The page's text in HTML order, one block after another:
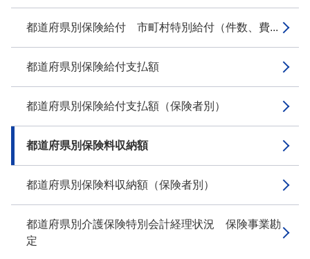
都道府県別保険給付 市町村特別給付（件数、費...
都道府県別保険給付支払額
都道府県別保険給付支払額（保険者別）
都道府県別保険料収納額
都道府県別保険料収納額（保険者別）
都道府県別介護保険特別会計経理状況 保険事業勘
定